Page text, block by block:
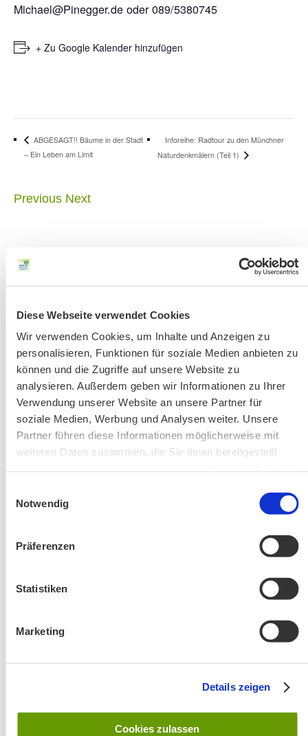
Diese Webseite verwendet Cookies
Wir verwenden Cookies, um Inhalte und Anzeigen zu
personalisieren, Funktionen für soziale Medien anbieten zu
können und die Zugriffe auf unsere Website zu
analysieren. Außerdem geben wir Informationen zu Ihrer
Verwendung unserer Website an unsere Partner für
soziale Medien, Werbung und Analysen weiter. Unsere
Partner führen diese Informationen möglicherweise mit
weiteren Daten zusammen, die Sie ihnen bereitgestellt
Notwendig
Präferenzen
Statistiken
Marketing
Details zeigen
Cookies zulassen
Michael@Pinegger.de oder 089/5380745
+ Zu Google Kalender hinzufügen
ABGESAGT!! Bäume in der Stadt
– Ein Leben am Limit
Inforeihe: Radtour zu den Münchner
Naturdenkmälern (Teil 1)
Previous Next
Achtung:Bandansage mit aktuellen
Änderungen unter 51 56 76-33 jeweils ab
Donnerstag vor der Veranstaltung.
Bitte beachten Sie unsere Hinweise zu
Bergausrüstung
Fahrkarten
Kontakt-Telefonnummern
AKTUELLE ÄNDERUNGEN BEIM BILDUNGSWERK:
Aktuelle Änderungen bei unseren Exkursionen
Änderung! Aschauer Runde: Bankerlweg – Bärnsee –